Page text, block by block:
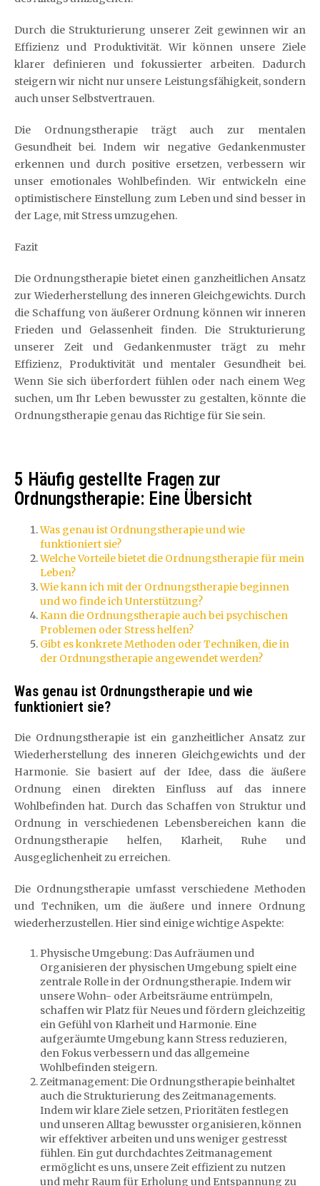
Durch die Strukturierung unserer Zeit gewinnen wir an
Effizienz und Produktivität. Wir können unsere Ziele
klarer definieren und fokussierter arbeiten. Dadurch
steigern wir nicht nur unsere Leistungsfähigkeit, sondern
auch unser Selbstvertrauen.
Die Ordnungstherapie trägt auch zur mentalen
Gesundheit bei. Indem wir negative Gedankenmuster
erkennen und durch positive ersetzen, verbessern wir
unser emotionales Wohlbefinden. Wir entwickeln eine
optimistischere Einstellung zum Leben und sind besser in
der Lage, mit Stress umzugehen.
Fazit
Die Ordnungstherapie bietet einen ganzheitlichen Ansatz
zur Wiederherstellung des inneren Gleichgewichts. Durch
die Schaffung von äußerer Ordnung können wir inneren
Frieden und Gelassenheit finden. Die Strukturierung
unserer Zeit und Gedankenmuster trägt zu mehr
Effizienz, Produktivität und mentaler Gesundheit bei.
Wenn Sie sich überfordert fühlen oder nach einem Weg
suchen, um Ihr Leben bewusster zu gestalten, könnte die
Ordnungstherapie genau das Richtige für Sie sein.
5 Häufig gestellte Fragen zur
Ordnungstherapie: Eine Übersicht
Was genau ist Ordnungstherapie und wie
funktioniert sie?
Welche Vorteile bietet die Ordnungstherapie für mein
Leben?
Wie kann ich mit der Ordnungstherapie beginnen
und wo finde ich Unterstützung?
Kann die Ordnungstherapie auch bei psychischen
Problemen oder Stress helfen?
Gibt es konkrete Methoden oder Techniken, die in
der Ordnungstherapie angewendet werden?
Was genau ist Ordnungstherapie und wie
funktioniert sie?
Die Ordnungstherapie ist ein ganzheitlicher Ansatz zur
Wiederherstellung des inneren Gleichgewichts und der
Harmonie. Sie basiert auf der Idee, dass die äußere
Ordnung einen direkten Einfluss auf das innere
Wohlbefinden hat. Durch das Schaffen von Struktur und
Ordnung in verschiedenen Lebensbereichen kann die
Ordnungstherapie helfen, Klarheit, Ruhe und
Ausgeglichenheit zu erreichen.
Die Ordnungstherapie umfasst verschiedene Methoden
und Techniken, um die äußere und innere Ordnung
wiederherzustellen. Hier sind einige wichtige Aspekte:
Physische Umgebung: Das Aufräumen und
Organisieren der physischen Umgebung spielt eine
zentrale Rolle in der Ordnungstherapie. Indem wir
unsere Wohn- oder Arbeitsräume entrümpeln,
schaffen wir Platz für Neues und fördern gleichzeitig
ein Gefühl von Klarheit und Harmonie. Eine
aufgeräumte Umgebung kann Stress reduzieren,
den Fokus verbessern und das allgemeine
Wohlbefinden steigern.
Zeitmanagement: Die Ordnungstherapie beinhaltet
auch die Strukturierung des Zeitmanagements.
Indem wir klare Ziele setzen, Prioritäten festlegen
und unseren Alltag bewusster organisieren, können
wir effektiver arbeiten und uns weniger gestresst
fühlen. Ein gut durchdachtes Zeitmanagement
ermöglicht es uns, unsere Zeit effizient zu nutzen
und mehr Raum für Erholung und Entspannung zu